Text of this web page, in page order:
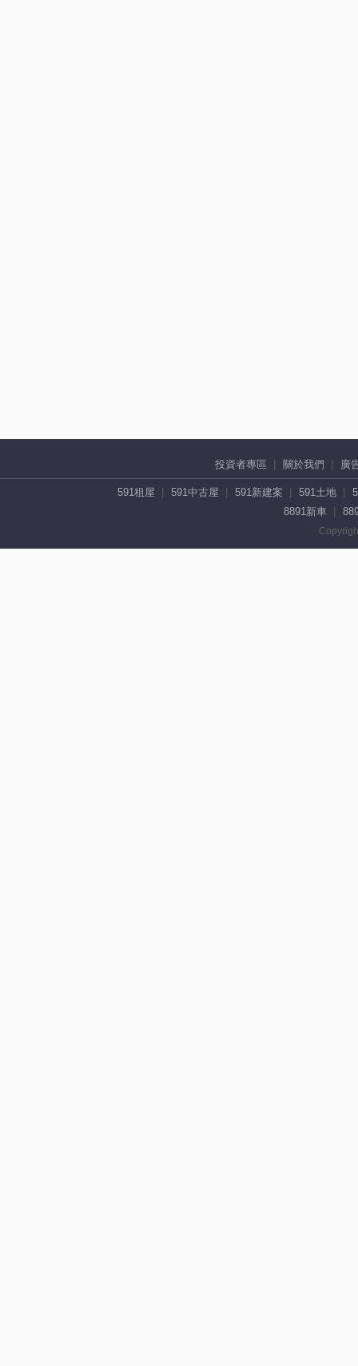
投資者專區 關於我們 廣
591租屋 591中古屋 591新建案 591土地
8891新車